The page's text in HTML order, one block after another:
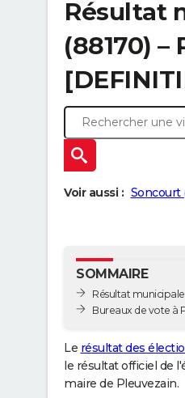
Résultat
(88170) –
Voir aussi : Soncourt
SOMMAIRE
Résultat municipale
Bureaux de vote à
Le résultat des
le résultat officiel de
maire de Pleuvezain.